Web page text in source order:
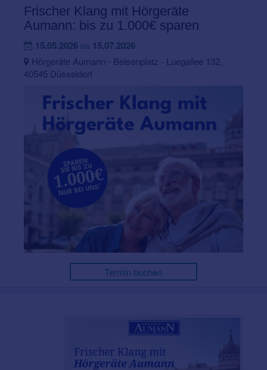
Frischer Klang mit Hörgeräte
Aumann: bis zu 1.000€ sparen
15.05.2026 bis 15.07.2026
Hörgeräte Aumann - Belsenplatz - Luegallee 132,
40545 Düsseldorf
Termin buchen